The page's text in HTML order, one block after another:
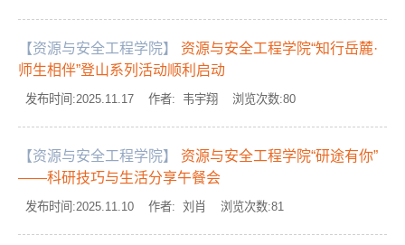
【资源与安全工程学院】
资源与安全工程学院“知行岳麓·
师生相伴”登山系列活动顺利启动
发布时间:2025.11.17 作者: 韦宇翔 浏览次数:80
【资源与安全工程学院】
资源与安全工程学院“研途有你”
——科研技巧与生活分享午餐会
发布时间:2025.11.10 作者: 刘肖 浏览次数:81